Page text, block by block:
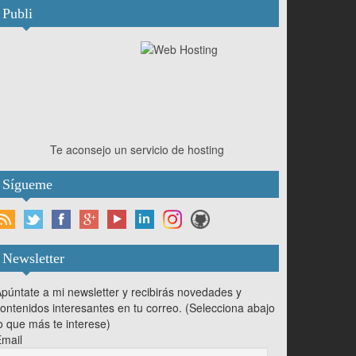
Publi
Te aconsejo un servicio de hosting
Sígueme
Newsletter
a mi newsletter y recibirás novedades y
interesantes en tu correo. (Selecciona abajo
que más te interese)